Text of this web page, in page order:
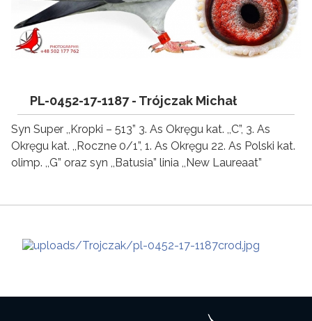
PL-0452-17-1187 - Trójczak Michał
Syn Super ,,Kropki – 513” 3. As Okręgu kat. ,,C”, 3. As
Okręgu kat. ,,Roczne 0/1”, 1. As Okręgu 22. As Polski kat.
olimp. ,,G” oraz syn ,,Batusia” linia ,,New Laureaat”